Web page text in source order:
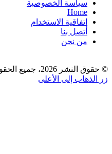
سياسة الخصوصية
Home
اتفاقية الاستخدام
أتصل بنا
من نحن
© حقوق النشر 2026، جميع الحقوق محفوظة لـ Zatsh
زر الذهاب إلى الأعلى